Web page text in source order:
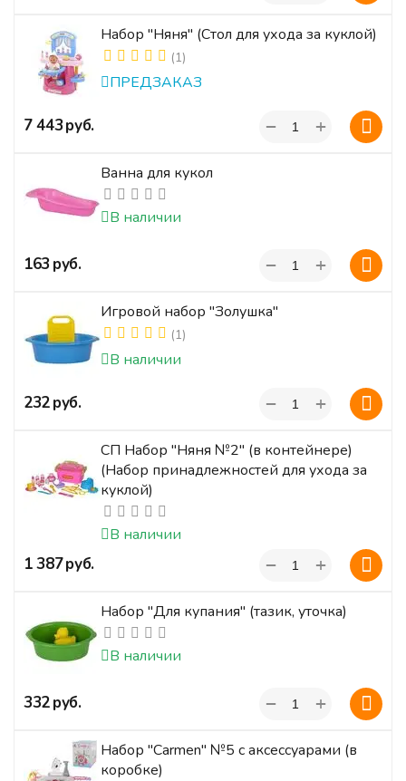
Набор "Няня" (Стол для ухода за куклой)
(1)
ПРЕДЗАКАЗ
‍7 443‍руб. +
−
Ванна для кукол
В наличии
‍163‍руб. +
−
Игровой набор "Золушка"
(1)
В наличии
‍232‍руб. +
−
СП Набор "Няня №2" (в контейнере)
(Набор принадлежностей для ухода за
куклой)
В наличии
‍1 387‍руб. +
−
Набор "Для купания" (тазик, уточка)
В наличии
‍332‍руб. +
−
Набор "Carmen" №5 с аксессуарами (в
коробке)